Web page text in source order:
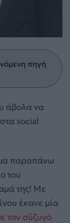
πηγή
άβολα να
social
παραπάνω
του
της! Με
έκανε μία
τον σύζυγό